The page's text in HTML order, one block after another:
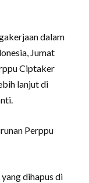
dalam
Jumat
Ciptaker
lanjut di
Perppu
dihapus di